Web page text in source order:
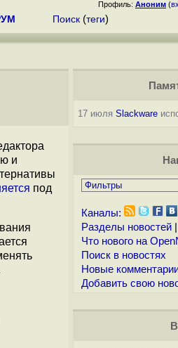
Профиль: Аноним (
Поиск (теги)
и
под
17 июля Slackware
Каналы:
Разделы новостей|
Что нового на
Поиск в новостях
Новые
Добавить свою